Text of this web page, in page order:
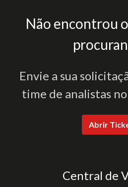
Não encontrou
Envie a sua
time de analistas
Abrir
Central de